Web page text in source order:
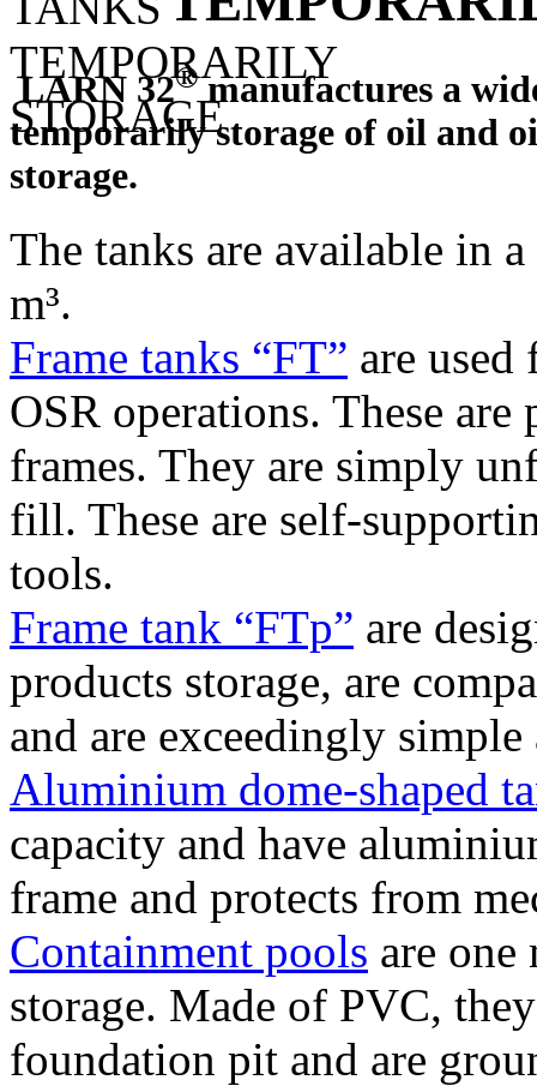
LARN 32®manufactures a
temporarily storage of oil and
storage.
The tanks are available in
m³.
Frame tanks “FT” are
OSR operations. These
frames. They are simply
fill. These are self-
tools.
Frame tank “FTp” are
products storage, are
and are exceedingly
Aluminium dome-shaped
capacity and have
frame and protects from
Containment pools are
storage. Made of PVC,
foundation pit and are